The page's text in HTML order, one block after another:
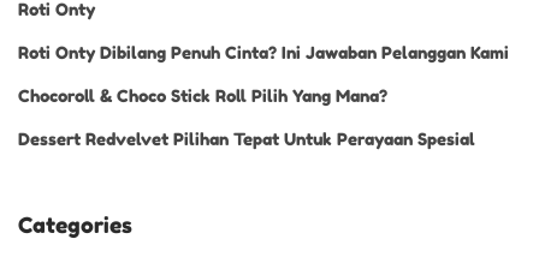
Roti Onty
Roti Onty Dibilang Penuh Cinta? Ini Jawaban Pelanggan Kami
Chocoroll & Choco Stick Roll Pilih Yang Mana?
Dessert Redvelvet Pilihan Tepat Untuk Perayaan Spesial
Categories